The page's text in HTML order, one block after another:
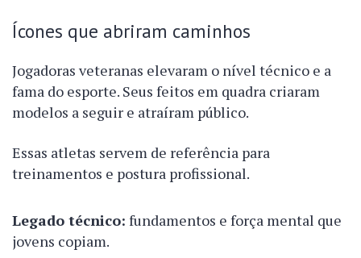
Ícones que abriram caminhos
Jogadoras veteranas elevaram o nível técnico e a
fama do esporte. Seus feitos em quadra criaram
modelos a seguir e atraíram público.
Essas atletas servem de referência para
treinamentos e postura profissional.
Legado técnico: fundamentos e força mental que
jovens copiam.